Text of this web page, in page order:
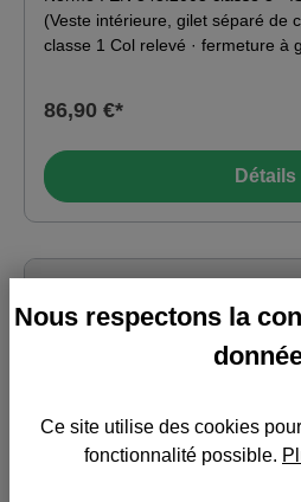
(Veste intérieure, gilet séparé de
classe 1 Col relevé · fermeture à glissière à dents continue
manches en polaire amovibles ·
: 100 % polyester
86,90 €*
Détails
Nous respectons la
Ce site utilise des cookies
fonctionnalité possible.